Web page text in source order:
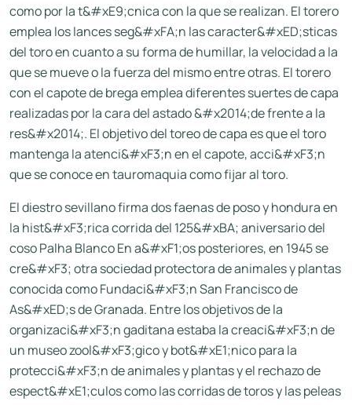
como por la t&#xE9;cnica con la que se realizan. El torero
emplea los lances seg&#xFA;n las caracter&#xED;sticas
del toro en cuanto a su forma de humillar, la velocidad a la
que se mueve o la fuerza del mismo entre otras. El torero
con el capote de brega emplea diferentes suertes de capa
realizadas por la cara del astado &#x2014;de frente a la
res&#x2014;. El objetivo del toreo de capa es que el toro
mantenga la atenci&#xF3;n en el capote, acci&#xF3;n
que se conoce en tauromaquia como fijar al toro.
El diestro sevillano firma dos faenas de poso y hondura en
la hist&#xF3;rica corrida del 125&#xBA; aniversario del
coso Palha Blanco En a&#xF1;os posteriores, en 1945 se
cre&#xF3; otra sociedad protectora de animales y plantas
conocida como Fundaci&#xF3;n San Francisco de
As&#xED;s de Granada. Entre los objetivos de la
organizaci&#xF3;n gaditana estaba la creaci&#xF3;n de
un museo zool&#xF3;gico y bot&#xE1;nico para la
protecci&#xF3;n de animales y plantas y el rechazo de
espect&#xE1;culos como las corridas de toros y las peleas